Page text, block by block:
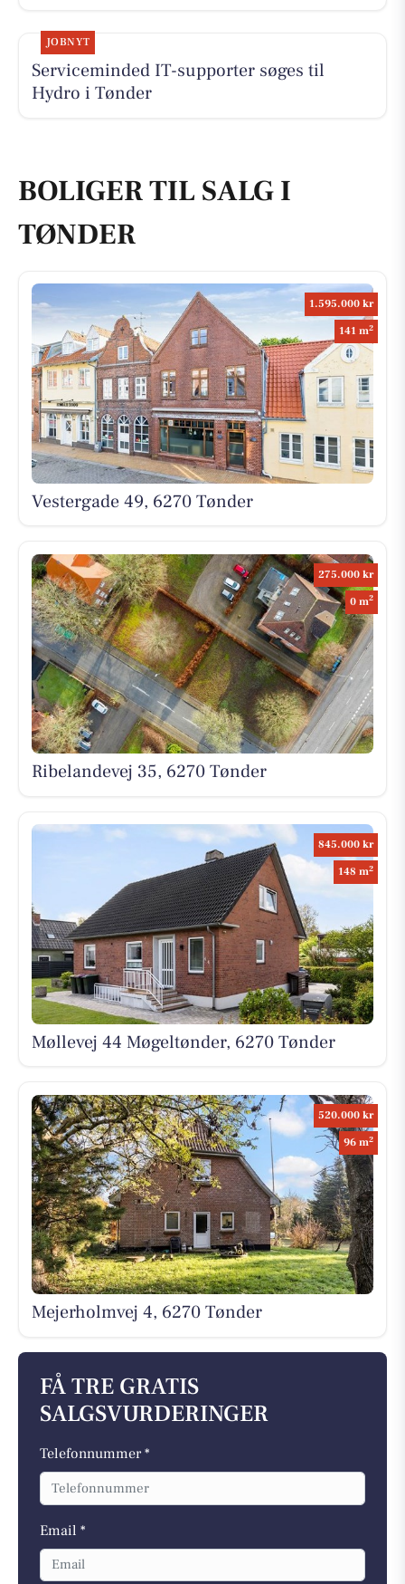
JOBNYT
Serviceminded IT-supporter søges til
Hydro i Tønder
BOLIGER TIL SALG I
TØNDER
1.595.000 kr
141 m2
Vestergade 49, 6270 Tønder
275.000 kr
0 m2
Ribelandevej 35, 6270 Tønder
845.000 kr
148 m2
Møllevej 44 Møgeltønder, 6270 Tønder
520.000 kr
96 m2
Mejerholmvej 4, 6270 Tønder
FÅ TRE GRATIS
SALGSVURDERINGER
Telefonnummer *
Email *